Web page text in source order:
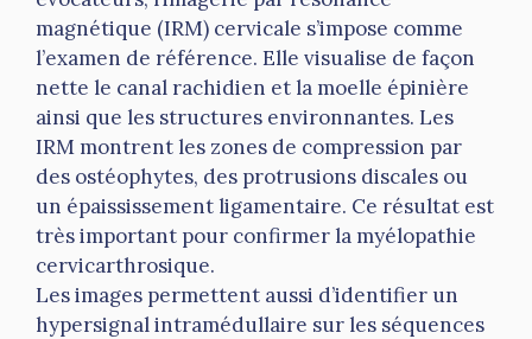
magnétique (IRM) cervicale s’impose comme
l’examen de référence. Elle visualise de façon
nette le canal rachidien et la moelle épinière
ainsi que les structures environnantes. Les
IRM montrent les zones de compression par
des ostéophytes, des protrusions discales ou
un épaississement ligamentaire. Ce résultat est
très important pour confirmer la myélopathie
cervicarthrosique.
Les images permettent aussi d’identifier un
hypersignal intramédullaire sur les séquences